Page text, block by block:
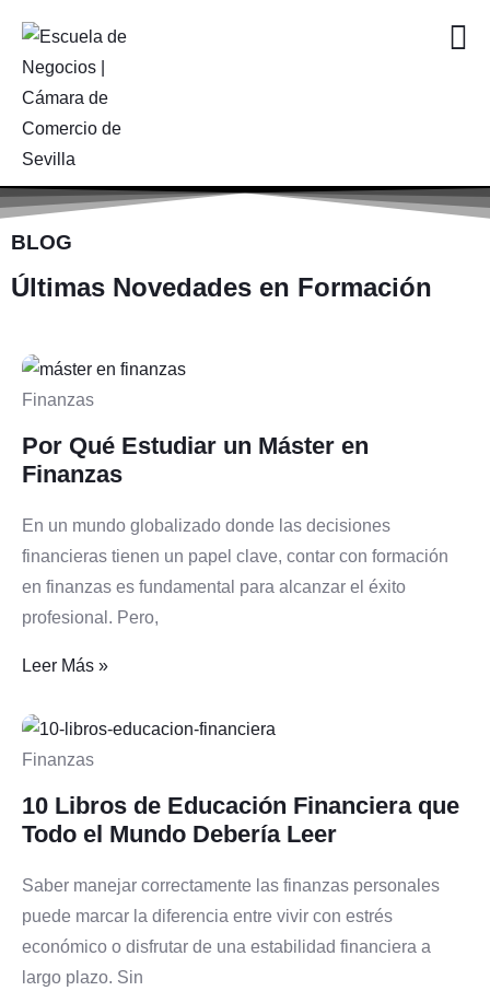
BLOG
Últimas Novedades en Formación
Finanzas
Por Qué Estudiar un Máster en
Finanzas
En un mundo globalizado donde las decisiones
financieras tienen un papel clave, contar con formación
en finanzas es fundamental para alcanzar el éxito
profesional. Pero,
Leer Más »
Finanzas
10 Libros de Educación Financiera que
Todo el Mundo Debería Leer
Saber manejar correctamente las finanzas personales
puede marcar la diferencia entre vivir con estrés
económico o disfrutar de una estabilidad financiera a
largo plazo. Sin